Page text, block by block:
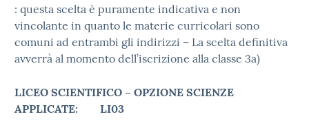
: questa scelta è puramente indicativa e non
vincolante in quanto le materie curricolari sono
comuni ad entrambi gli indirizzi – La scelta definitiva
avverrà al momento dell’iscrizione alla classe 3a)
LICEO SCIENTIFICO – OPZIONE SCIENZE
APPLICATE: LI03